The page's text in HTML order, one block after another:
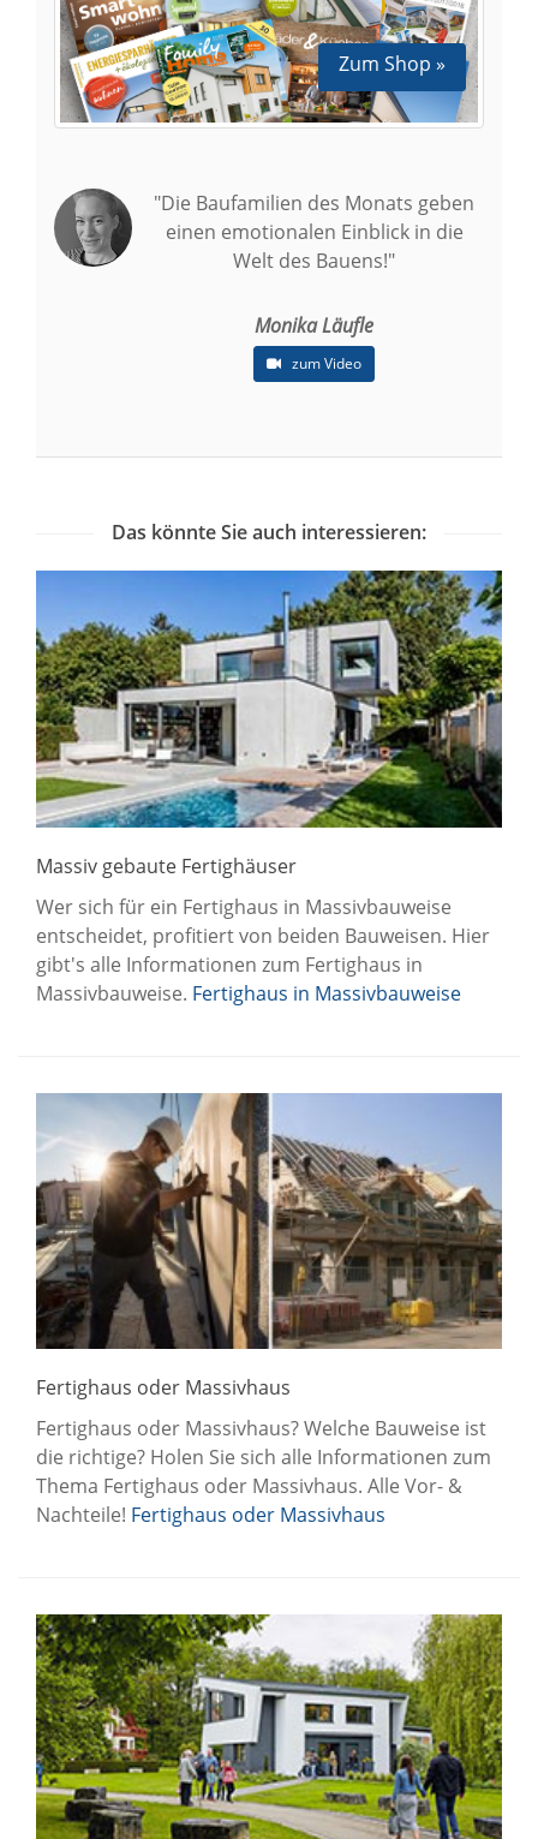
Zum Shop »
"Die Baufamilien des Monats geben
einen emotionalen Einblick in die
Welt des Bauens!"
Monika Läufle
zum Video
Das könnte Sie auch interessieren:
Massiv gebaute Fertighäuser
Wer sich für ein Fertighaus in Massivbauweise
entscheidet, profitiert von beiden Bauweisen. Hier
gibt's alle Informationen zum Fertighaus in
Massivbauweise. Fertighaus in Massivbauweise
Fertighaus oder Massivhaus
Fertighaus oder Massivhaus? Welche Bauweise ist
die richtige? Holen Sie sich alle Informationen zum
Thema Fertighaus oder Massivhaus. Alle Vor- &
Nachteile! Fertighaus oder Massivhaus